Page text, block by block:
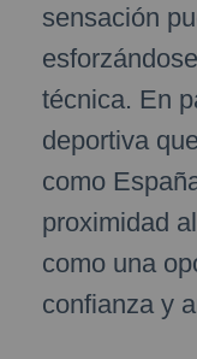
sensación
técnica. En
deportiva
como
proximidad
como una
confianza y